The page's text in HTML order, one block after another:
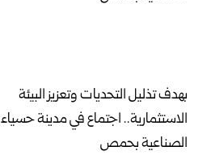
بهدف تذليل التحديات وتعزيز البيئة
الاستثمارية.. اجتماع في مدينة حسياء
الصناعية بحمص